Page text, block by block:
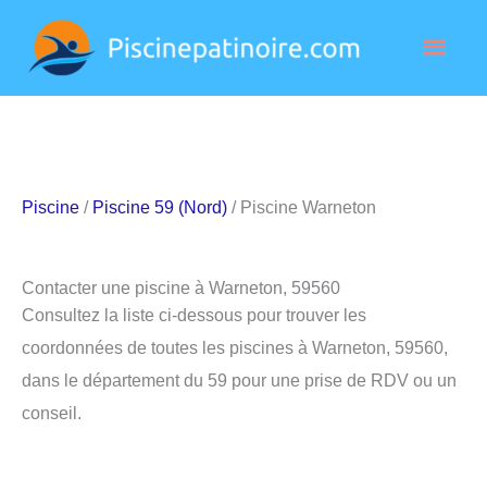
contenu
Piscine / Piscine 59 (Nord) / Piscine Warneton
Contacter une piscine à Warneton, 59560
Consultez la liste ci-dessous pour trouver les
coordonnées de toutes les piscines à Warneton, 59560,
dans le département du 59 pour une prise de RDV ou un
conseil.